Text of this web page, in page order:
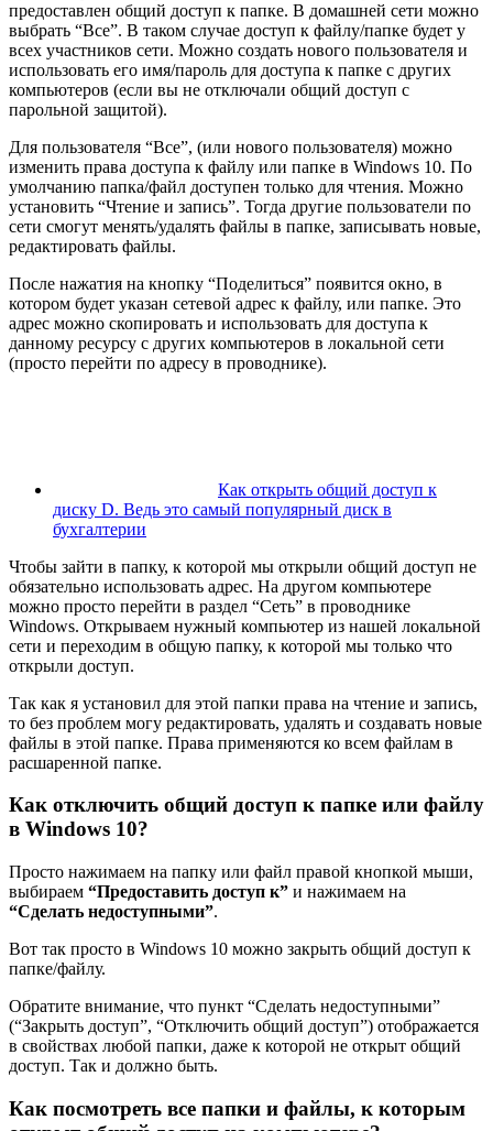
предоставлен общий доступ к папке. В домашней сети можно
выбрать “Все”. В таком случае доступ к файлу/папке будет у
всех участников сети. Можно создать нового пользователя и
использовать его имя/пароль для доступа к папке с других
компьютеров (если вы не отключали общий доступ с
парольной защитой).
Для пользователя “Все”, (или нового пользователя) можно
изменить права доступа к файлу или папке в Windows 10. По
умолчанию папка/файл доступен только для чтения. Можно
установить “Чтение и запись”. Тогда другие пользователи по
сети смогут менять/удалять файлы в папке, записывать новые,
редактировать файлы.
После нажатия на кнопку “Поделиться” появится окно, в
котором будет указан сетевой адрес к файлу, или папке. Это
адрес можно скопировать и использовать для доступа к
данному ресурсу с других компьютеров в локальной сети
(просто перейти по адресу в проводнике).
Как открыть общий доступ к
диску D. Ведь это самый популярный диск в
бухгалтерии
Чтобы зайти в папку, к которой мы открыли общий доступ не
обязательно использовать адрес. На другом компьютере
можно просто перейти в раздел “Сеть” в проводнике
Windows. Открываем нужный компьютер из нашей локальной
сети и переходим в общую папку, к которой мы только что
открыли доступ.
Так как я установил для этой папки права на чтение и запись,
то без проблем могу редактировать, удалять и создавать новые
файлы в этой папке. Права применяются ко всем файлам в
расшаренной папке.
Как отключить общий доступ к папке или файлу
в Windows 10?
Просто нажимаем на папку или файл правой кнопкой мыши,
выбираем “Предоставить доступ к” и нажимаем на
“Сделать недоступными”.
Вот так просто в Windows 10 можно закрыть общий доступ к
папке/файлу.
Обратите внимание, что пункт “Сделать недоступными”
(“Закрыть доступ”, “Отключить общий доступ”) отображается
в свойствах любой папки, даже к которой не открыт общий
доступ. Так и должно быть.
Как посмотреть все папки и файлы, к которым